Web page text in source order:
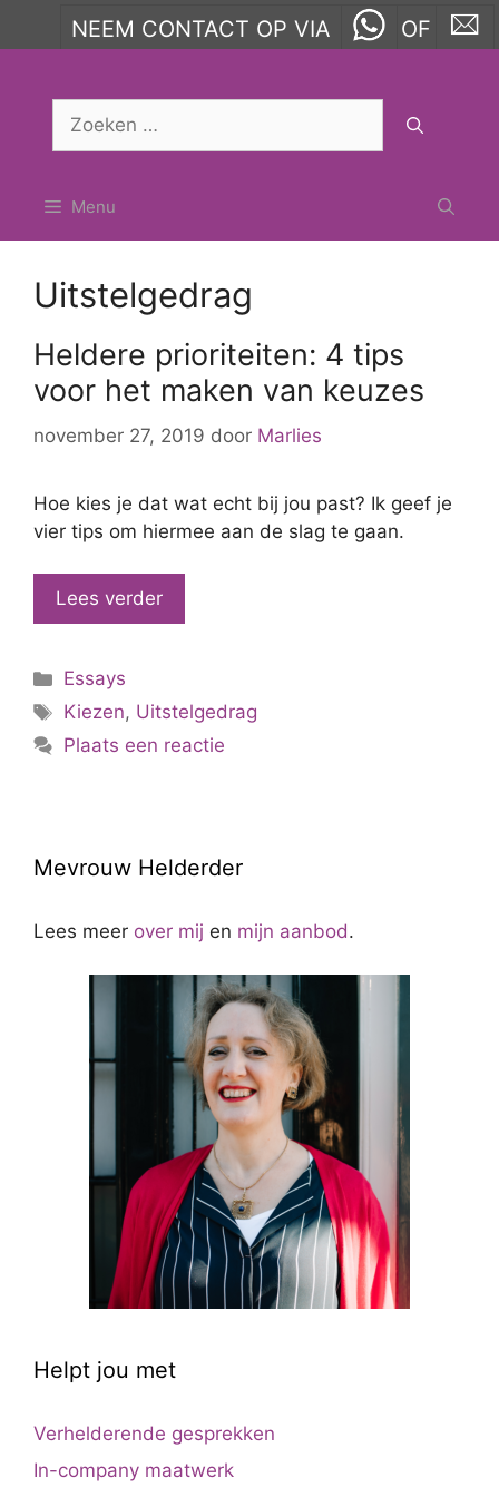
NEEM CONTACT OP VIA OF
Zoek
Menu
Uitstelgedrag
Heldere prioriteiten: 4 tips
voor het maken van keuzes
november 27, 2019 door Marlies
Hoe kies je dat wat echt bij jou past? Ik geef je
vier tips om hiermee aan de slag te gaan.
Lees verder
Categorieën
Essays
Tags
Kiezen, Uitstelgedrag
Plaats een reactie
Mevrouw Helderder
Lees meer over mij en mijn aanbod.
Helpt jou met
Verhelderende gesprekken
In-company maatwerk